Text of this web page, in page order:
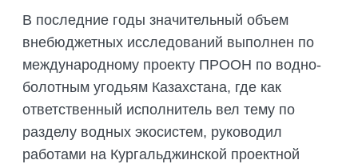
В последние годы значительный объем
внебюджетных исследований выполнен по
международному проекту ПРООН по водно-
болотным угодьям Казахстана, где как
ответственный исполнитель вел тему по
разделу водных экосистем, руководил
работами на Кургальджинской проектной